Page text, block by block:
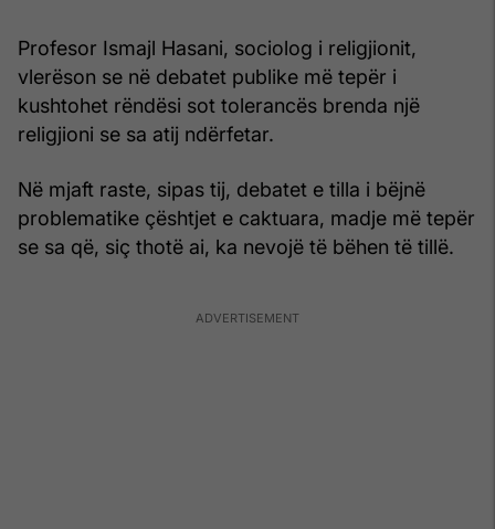
Profesor Ismajl Hasani, sociolog i religjionit,
vlerëson se në debatet publike më tepër i
kushtohet rëndësi sot tolerancës brenda një
religjioni se sa atij ndërfetar.
Në mjaft raste, sipas tij, debatet e tilla i bëjnë
problematike çështjet e caktuara, madje më tepër
se sa që, siç thotë ai, ka nevojë të bëhen të tillë.